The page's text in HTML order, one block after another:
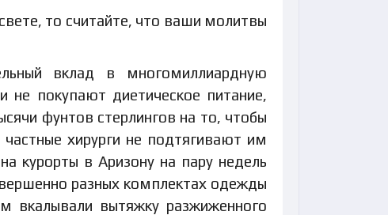
то считайте, что ваши молитвы
вклад в многомиллиардную
покупают диетическое питание,
фунтов стерлингов на то, чтобы
хирурги не подтягивают им
курорты в Аризону на пару недель
разных комплектах одежды
вкалывали вытяжку разжиженного